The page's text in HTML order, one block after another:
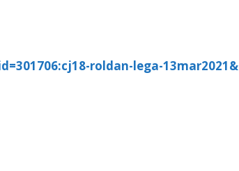
roldan-lega-